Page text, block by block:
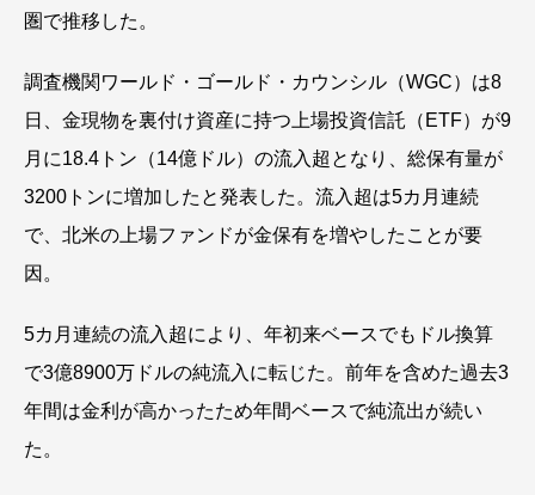
圏で推移した。
調査機関ワールド・ゴールド・カウンシル（WGC）は8
日、金現物を裏付け資産に持つ上場投資信託（ETF）が9
月に18.4トン（14億ドル）の流入超となり、総保有量が
3200トンに増加したと発表した。流入超は5カ月連続
で、北米の上場ファンドが金保有を増やしたことが要
因。
5カ月連続の流入超により、年初来ベースでもドル換算
で3億8900万ドルの純流入に転じた。前年を含めた過去3
年間は金利が高かったため年間ベースで純流出が続い
た。